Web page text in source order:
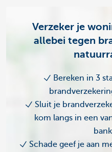
Verzeker je
allebei tegen
Bereken in 3
Sluit je
kom langs in een
Schade geef je aan